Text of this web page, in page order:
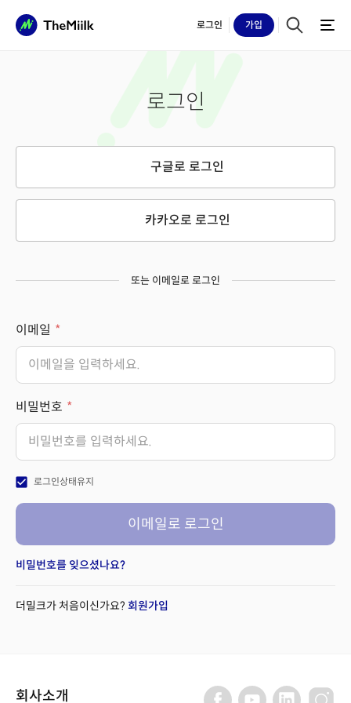
로그인 가입
로그인
구글로 로그인
카카오로 로그인
또는 이메일로 로그인
이메일
비밀번호
check_box 로그인상태유지
이메일로 로그인
비밀번호를 잊으셨나요?
더밀크가 처음이신가요? 회원가입
회사소개